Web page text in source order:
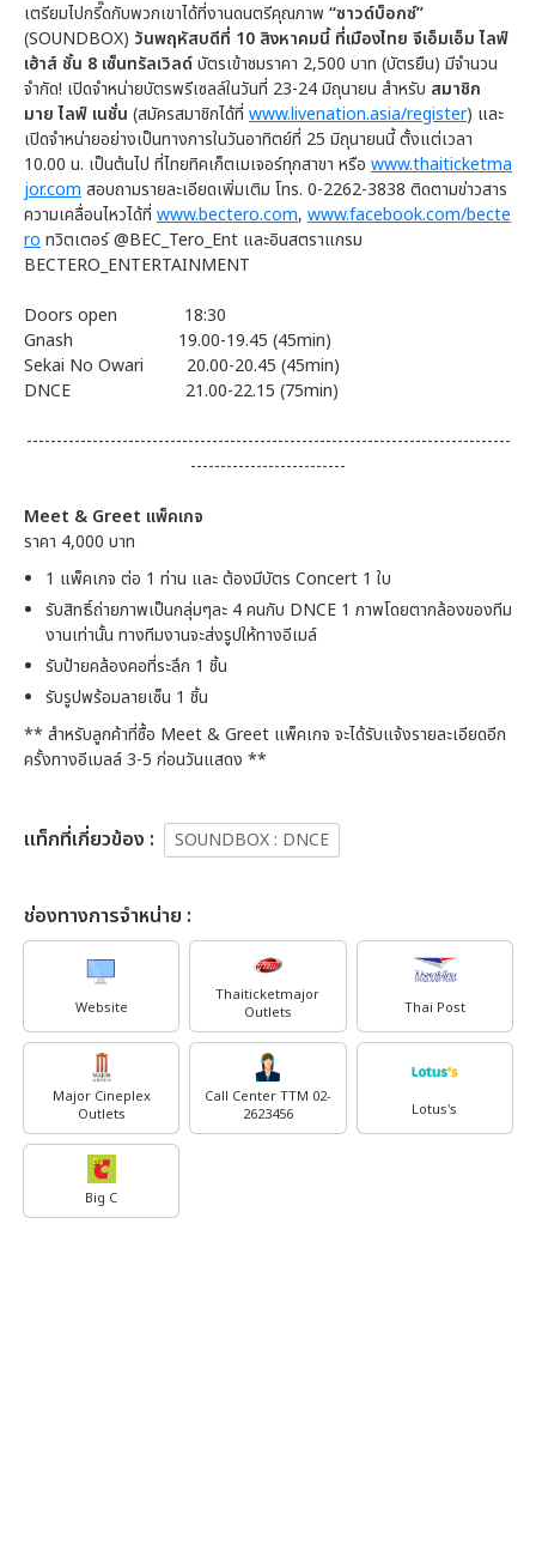
เตรียมไปกรี๊ดกับพวกเขาได้ที่งานดนตรีคุณภาพ “ซาวด์บ็อกซ์”
(SOUNDBOX) วันพฤหัสบดีที่ 10 สิงหาคมนี้ ที่เมืองไทย จีเอ็มเอ็ม ไลฟ์
เฮ้าส์ ชั้น 8 เซ็นทรัลเวิลด์บัตรเข้าชมราคา 2,500 บาท (บัตรยืน) มีจำนวน
จำกัด! เปิดจำหน่ายบัตรพรีเซลล์ในวันที่ 23-24 มิถุนายน สำหรับ สมาชิก
มาย ไลฟ์ เนชั่น (สมัครสมาชิกได้ที่ www.livenation.asia/register) และ
เปิดจำหน่ายอย่างเป็นทางการในวันอาทิตย์ที่ 25 มิถุนายนนี้ ตั้งแต่เวลา
10.00 น. เป็นต้นไป ที่ไทยทิคเก็ตเมเจอร์ทุกสาขา หรือ www.thaiticketma
jor.com สอบถามรายละเอียดเพิ่มเติม โทร. 0-2262-3838 ติดตามข่าวสาร
ความเคลื่อนไหวได้ที่ www.bectero.com, www.facebook.com/becte
ro ทวิตเตอร์ @BEC_Tero_Ent และอินสตราแกรม
BECTERO_ENTERTAINMENT
Doors open 18:30
Gnash 19.00-19.45 (45min)
Sekai No Owari 20.00-20.45 (45min)
DNCE 21.00-22.15 (75min)
---------------------------------------------------------------------------------
--------------------------
Meet & Greet แพ็คเกจ
ราคา 4,000 บาท
1 แพ็คเกจ ต่อ 1 ท่าน และ ต้องมีบัตร Concert 1 ใบ
รับสิทธิ์ถ่ายภาพเป็นกลุ่มๆละ 4 คนกับ DNCE 1 ภาพโดยตากล้องของทีม
งานเท่านั้น ทางทีมงานจะส่งรูปให้ทางอีเมล์
รับป้ายคล้องคอที่ระลึก 1 ชิ้น
รับรูปพร้อมลายเซ็น 1 ชิ้น
** สำหรับลูกค้าที่ซื้อ Meet & Greet แพ็คเกจ จะได้รับแจ้งรายละเอียดอีก
ครั้งทางอีเมลล์ 3-5 ก่อนวันแสดง **
เเท็กที่เกี่ยวข้อง : SOUNDBOX : DNCE
ช่องทางการจำหน่าย :
Website
Thaiticketmajor
Outlets
Thai Post
Major Cineplex
Outlets
Call Center TTM 02-
2623456
Lotus's
Big C